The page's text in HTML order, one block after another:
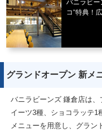
バニラビー
コ”特典！
グランドオープン 新メ
バニラビーンズ 鎌倉店は
イーツ3種、ショコラッテ1
メニューを用意し、グラン